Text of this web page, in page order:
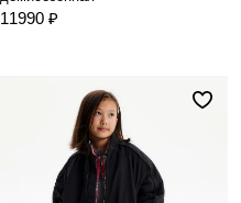
11990 ₽